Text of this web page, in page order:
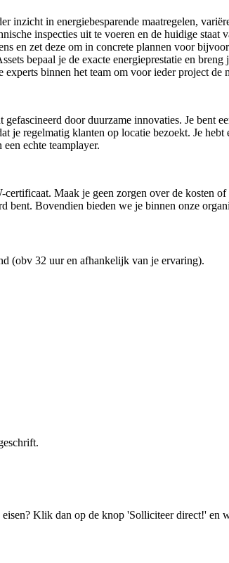
inzicht in energiebesparende maatregelen,
inspecties uit te voeren en de huidige staat
en zet deze om in concrete plannen voor
bepaal je de exacte energieprestatie en
experts binnen het team om voor ieder project de
door duurzame innovaties. Je bent
regelmatig klanten op locatie bezoekt. Je
echte teamplayer.
Maak je geen zorgen over de kosten
Bovendien bieden we je binnen onze
(obv 32 uur en afhankelijk van je ervaring).
Klik dan op de knop 'Solliciteer direct!' en